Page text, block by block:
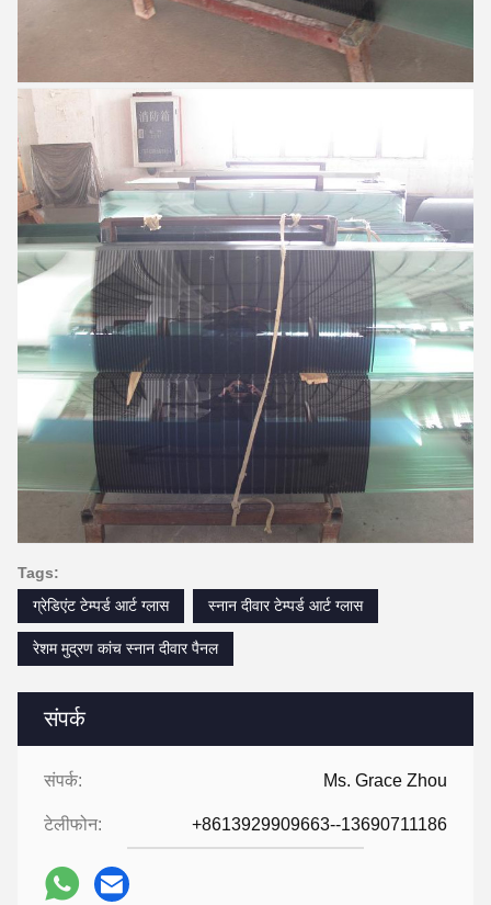
संपर्क
संपर्क: Ms. Grace Zhou
टेलीफोन: +8613929909663--13690711186
Tags:
ग्रेडिएंट टेम्पर्ड आर्ट ग्लास
स्नान दीवार टेम्पर्ड आर्ट ग्लास
रेशम मुद्रण कांच स्नान दीवार पैनल